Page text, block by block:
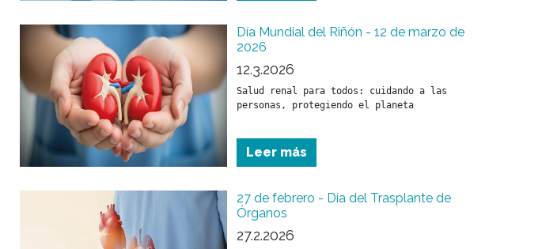
Día Mundial del Riñón - 12 de marzo de
2026
12.3.2026
Salud renal para todos: cuidando a las
personas, protegiendo el planeta
Leer más
27 de febrero - Día del Trasplante de
Órganos
27.2.2026